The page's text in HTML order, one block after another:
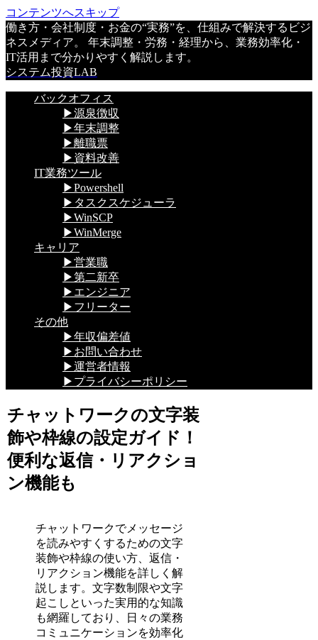
コンテンツへスキップ
働き方・会社制度・お金の“実務”を、仕組みで解決するビジ
ネスメディア。 年末調整・労務・経理から、業務効率化・
IT活用まで分かりやすく解説します。
システム投資LAB
バックオフィス
▶源泉徴収
▶年末調整
▶離職票
▶資料改善
IT業務ツール
▶Powershell
▶タスクスケジューラ
▶WinSCP
▶WinMerge
キャリア
▶営業職
▶第二新卒
▶エンジニア
▶フリーター
その他
▶年収偏差値
▶お問い合わせ
▶運営者情報
▶プライバシーポリシー
チャットワークの文字装
飾や枠線の設定ガイド！
便利な返信・リアクショ
ン機能も
チャットワークでメッセージ
を読みやすくするための文字
装飾や枠線の使い方、返信・
リアクション機能を詳しく解
説します。文字数制限や文字
起こしといった実用的な知識
も網羅しており、日々の業務
コミュニケーションを効率化